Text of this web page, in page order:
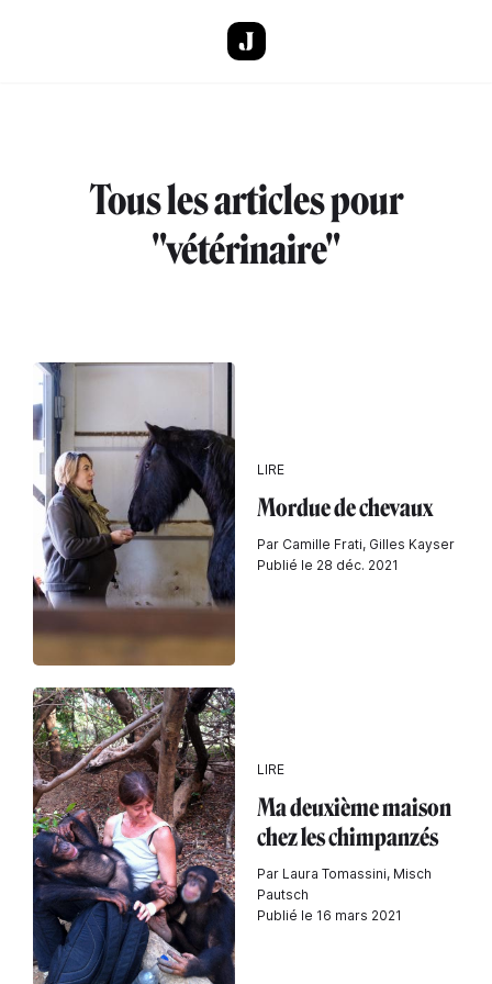
Tous les articles pour
"vétérinaire"
LIRE
Mordue de chevaux
Par Camille Frati, Gilles Kayser
Publié le 28 déc. 2021
LIRE
Ma deuxième maison
chez les chimpanzés
Par Laura Tomassini, Misch
Pautsch
Publié le 16 mars 2021